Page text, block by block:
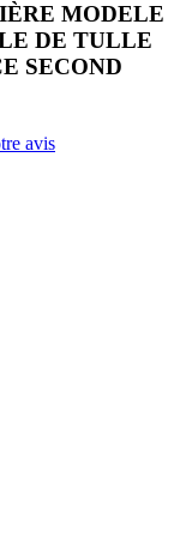
MODELE
DE TULLE
SECOND
avis